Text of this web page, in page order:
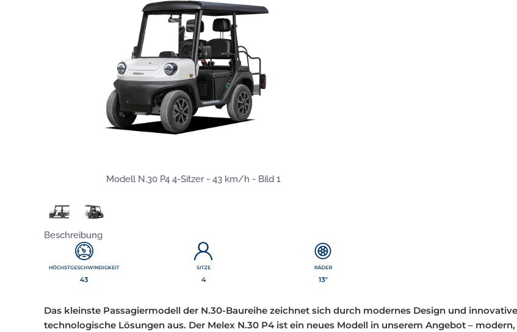
Modell N.30 P4 4-Sitzer - 43 km/h - Bild 1
Beschreibung
Das kleinste Passagiermodell der N.30-Baureihe zeichnet sich durch modernes Design und innovative
technologische Lösungen aus. Der Melex N.30 P4 ist ein neues Modell in unserem Angebot –